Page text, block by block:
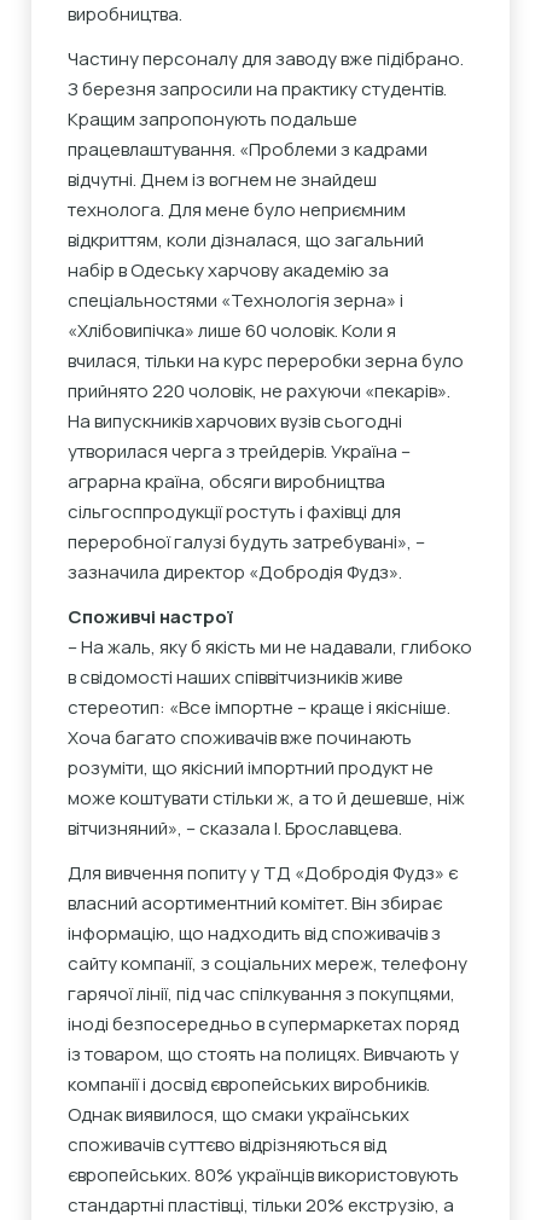
виробництва.
Частину персоналу для заводу вже підібрано.
З березня запросили на практику студентів.
Кращим запропонують подальше
працевлаштування. «Проблеми з кадрами
відчутні. Днем із вогнем не знайдеш
технолога. Для мене було неприємним
відкриттям, коли дізналася, що загальний
набір в Одеську харчову академію за
спеціальностями «Технологія зерна» і
«Хлібовипічка» лише 60 чоловік. Коли я
вчилася, тільки на курс переробки зерна було
прийнято 220 чоловік, не рахуючи «пекарів».
На випускників харчових вузів сьогодні
утворилася черга з трейдерів. Україна –
аграрна країна, обсяги виробництва
сільгосппродукції ростуть і фахівці для
переробної галузі будуть затребувані», –
зазначила директор «Добродія Фудз».
Споживчі настрої
– На жаль, яку б якість ми не надавали, глибоко
в свідомості наших співвітчизників живе
стереотип: «Все імпортне – краще і якісніше.
Хоча багато споживачів вже починають
розуміти, що якісний імпортний продукт не
може коштувати стільки ж, а то й дешевше, ніж
вітчизняний», – сказала І. Брославцева.
Для вивчення попиту у ТД «Добродія Фудз» є
власний асортиментний комітет. Він збирає
інформацію, що надходить від споживачів з
сайту компанії, з соціальних мереж, телефону
гарячої лінії, під час спілкування з покупцями,
іноді безпосередньо в супермаркетах поряд
із товаром, що стоять на полицях. Вивчають у
компанії і досвід європейських виробників.
Однак виявилося, що смаки українських
споживачів суттєво відрізняються від
європейських. 80% українців використовують
стандартні пластівці, тільки 20% екструзію, а